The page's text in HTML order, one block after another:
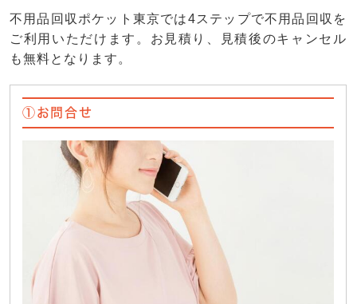
不用品回収ポケット東京では4ステップで不用品回収を
ご利用いただけます。お見積り、見積後のキャンセル
も無料となります。
①お問合せ